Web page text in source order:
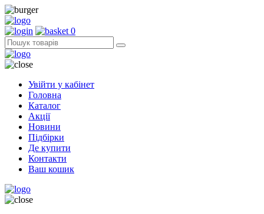
0
Увійти у кабінет
Головна
Каталог
Акції
Новини
Підбірки
Де купити
Контакти
Ваш кошик